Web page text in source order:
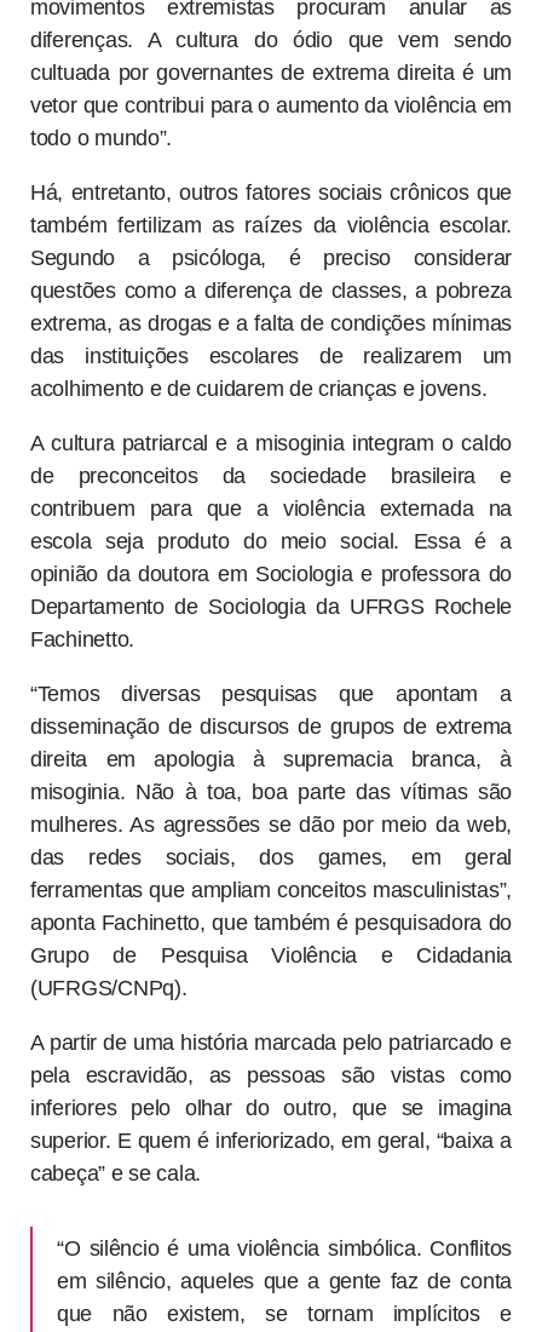
movimentos extremistas procuram anular as
diferenças. A cultura do ódio que vem sendo
cultuada por governantes de extrema direita é um
vetor que contribui para o aumento da violência em
todo o mundo”.
Há, entretanto, outros fatores sociais crônicos que
também fertilizam as raízes da violência escolar.
Segundo a psicóloga, é preciso considerar
questões como a diferença de classes, a pobreza
extrema, as drogas e a falta de condições mínimas
das instituições escolares de realizarem um
acolhimento e de cuidarem de crianças e jovens.
A cultura patriarcal e a misoginia integram o caldo
de preconceitos da sociedade brasileira e
contribuem para que a violência externada na
escola seja produto do meio social. Essa é a
opinião da doutora em Sociologia e professora do
Departamento de Sociologia da UFRGS Rochele
Fachinetto.
“Temos diversas pesquisas que apontam a
disseminação de discursos de grupos de extrema
direita em apologia à supremacia branca, à
misoginia. Não à toa, boa parte das vítimas são
mulheres. As agressões se dão por meio da web,
das redes sociais, dos games, em geral
ferramentas que ampliam conceitos masculinistas”,
aponta Fachinetto, que também é pesquisadora do
Grupo de Pesquisa Violência e Cidadania
(UFRGS/CNPq).
A partir de uma história marcada pelo patriarcado e
pela escravidão, as pessoas são vistas como
inferiores pelo olhar do outro, que se imagina
superior. E quem é inferiorizado, em geral, “baixa a
cabeça” e se cala.
“O silêncio é uma violência simbólica. Conflitos
em silêncio, aqueles que a gente faz de conta
que não existem, se tornam implícitos e